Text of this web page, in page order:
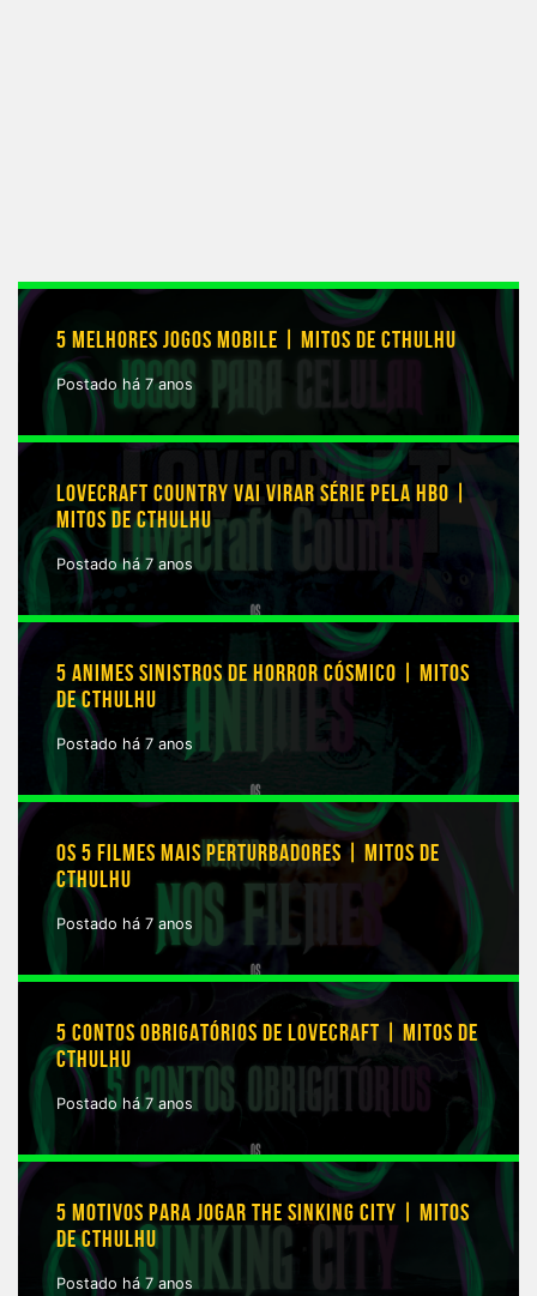
5 MELHORES JOGOS MOBILE | MITOS DE CTHULHU
Postado há 7 anos
LOVECRAFT COUNTRY VAI VIRAR SÉRIE PELA HBO |
MITOS DE CTHULHU
Postado há 7 anos
5 ANIMES SINISTROS DE HORROR CÓSMICO | MITOS
DE CTHULHU
Postado há 7 anos
OS 5 FILMES MAIS PERTURBADORES | MITOS DE
CTHULHU
Postado há 7 anos
5 CONTOS OBRIGATÓRIOS DE LOVECRAFT | MITOS DE
CTHULHU
Postado há 7 anos
5 MOTIVOS PARA JOGAR THE SINKING CITY | MITOS
DE CTHULHU
Postado há 7 anos